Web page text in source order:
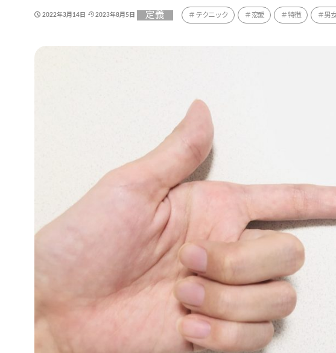
2022年3月14日 2023年8月5日 定義 テクニック 恋愛 特徴 男